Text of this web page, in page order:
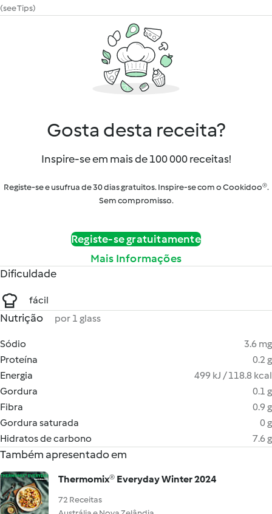
(see Tips)
Gosta desta receita?
Inspire-se em mais de 100 000 receitas!
Registe-se e usufrua de 30 dias gratuitos. Inspire-se com o Cookidoo®.
Sem compromisso.
Registe-se gratuitamente
Mais Informações
Dificuldade
fácil
Nutrição por 1 glass
Sódio
3.6 mg
Proteína
0.2 g
Energia
499 kJ / 118.8 kcal
Gordura
0.1 g
Fibra
0.9 g
Gordura saturada
0 g
Hidratos de carbono
7.6 g
Também apresentado em
Thermomix® Everyday Winter 2024
72 Receitas